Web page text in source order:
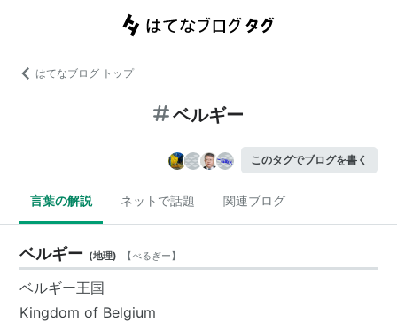
はてなブログ トップ
ベルギー
このタグでブログを書く
言葉の解説 ネットで話題 関連ブログ
ベルギー (地理) 【べるぎー】
ベルギー王国
Kingdom of Belgium